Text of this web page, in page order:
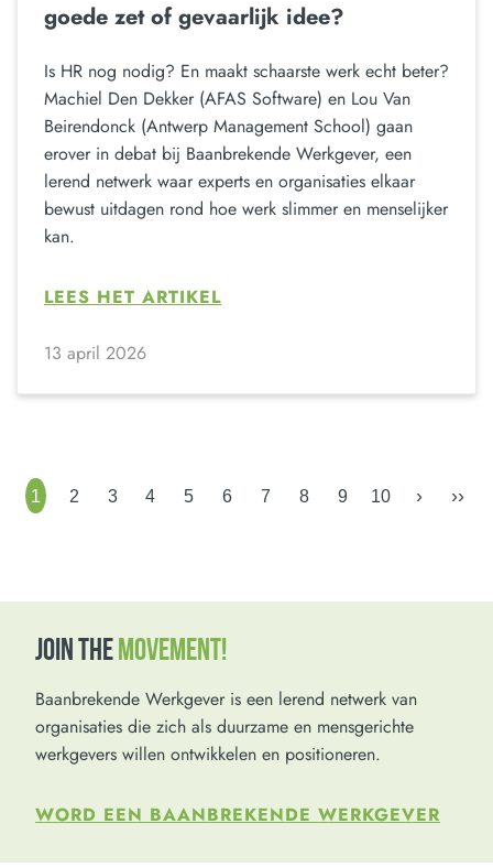
goede zet of gevaarlijk idee?
Is HR nog nodig? En maakt schaarste werk echt beter?
Machiel Den Dekker (AFAS Software) en Lou Van
Beirendonck (Antwerp Management School) gaan
erover in debat bij Baanbrekende Werkgever, een
lerend netwerk waar experts en organisaties elkaar
bewust uitdagen rond hoe werk slimmer en menselijker
kan.
LEES HET ARTIKEL
13 april 2026
1 2 3 4 5 6 7 8 9 10 › ››
JOIN THEMOVEMENT!
Baanbrekende Werkgever is een lerend netwerk van
organisaties die zich als duurzame en mensgerichte
werkgevers willen ontwikkelen en positioneren.
WORD EEN BAANBREKENDE WERKGEVER